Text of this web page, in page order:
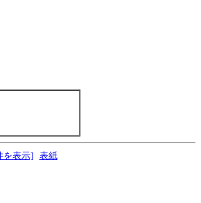
を表示] 表紙